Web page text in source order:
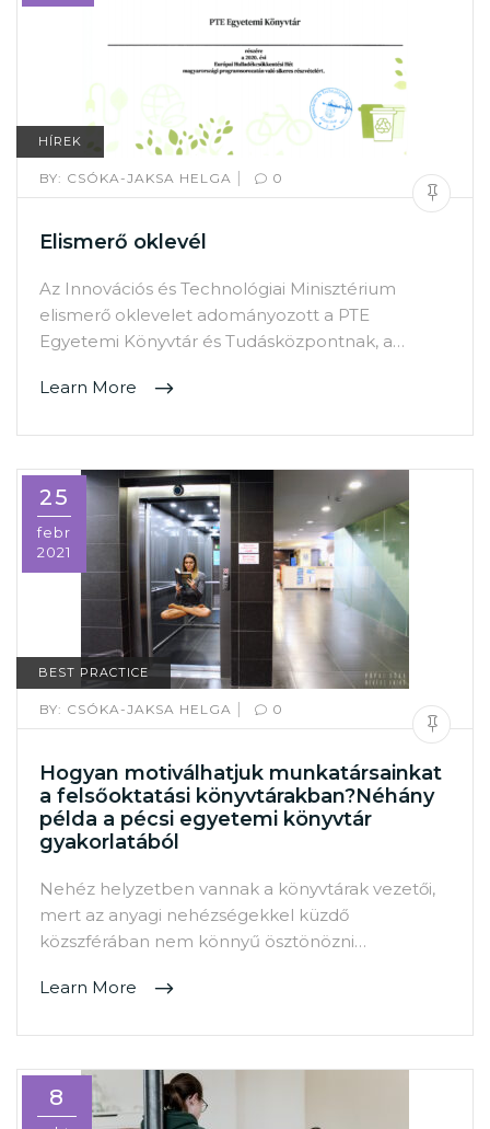
HÍREK
BY: CSÓKA-JAKSA HELGA | 0
Elismerő oklevél
Az Innovációs és Technológiai Minisztérium
elismerő oklevelet adományozott a PTE
Egyetemi Könyvtár és Tudásközpontnak, a…
Learn More
25
febr
2021
BEST PRACTICE
BY: CSÓKA-JAKSA HELGA | 0
Hogyan motiválhatjuk munkatársainkat
a felsőoktatási könyvtárakban?Néhány
példa a pécsi egyetemi könyvtár
gyakorlatából
Nehéz helyzetben vannak a könyvtárak vezetői,
mert az anyagi nehézségekkel küzdő
közszférában nem könnyű ösztönözni…
Learn More
8